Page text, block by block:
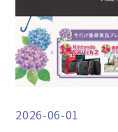
2026-06-01